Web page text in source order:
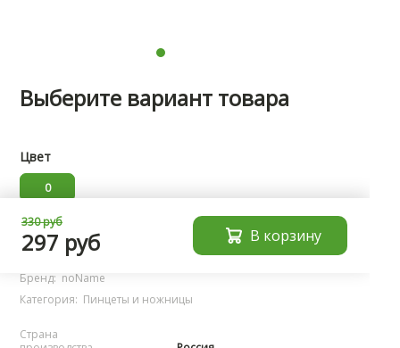
Выберите вариант товара
Цвет
0
Характеристики
Бренд: noName
Категория: Пинцеты и ножницы
Страна
330 руб
297 руб В корзину